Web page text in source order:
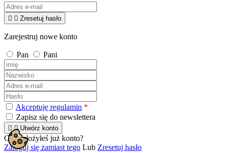

  Zresetuj hasło
Zarejestruj nowe konto
Pan Pani
Akceptuję regulamin *
Zapisz się do newslettera
  Utwórz konto
Czy założyłeś już konto?
Zaloguj się zamiast tego Lub Zresetuj hasło